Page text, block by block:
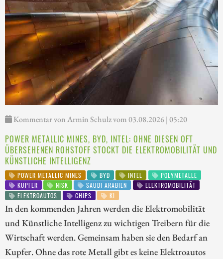
Kommentar von Armin Schulz vom 03.08.2026 | 05:20
POWER METALLIC MINES, BYD, INTEL: OHNE DIESEN OFT
ÜBERSEHENEN ROHSTOFF STOCKT DIE ELEKTROMOBILITÄT UND
KÜNSTLICHE INTELLIGENZ
POWER METALLIC MINES BYD INTEL
POLYMETALLE
KUPFER
NISK SAUDI ARABIEN
ELEKTROMOBILITÄT
ELEKTROAUTOS
CHIPS KI
In den kommenden Jahren werden die Elektromobilität
und Künstliche Intelligenz zu wichtigen Treibern für die
Wirtschaft werden. Gemeinsam haben sie den Bedarf an
Kupfer. Ohne das rote Metall gibt es keine Elektroautos